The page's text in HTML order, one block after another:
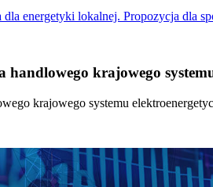
energetyki lokalnej. Propozycja dla
handlowego krajowego
krajowego systemu